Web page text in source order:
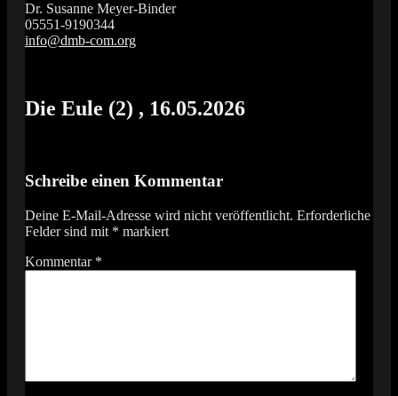
Dr. Susanne Meyer-Binder
05551-9190344
info@dmb-com.org
Vox Organi
Die Eule (2) , 16.05.2026
Schreibe einen Kommentar
Deine E-Mail-Adresse wird nicht veröffentlicht. Erforderliche
Felder sind mit * markiert
Kommentar *